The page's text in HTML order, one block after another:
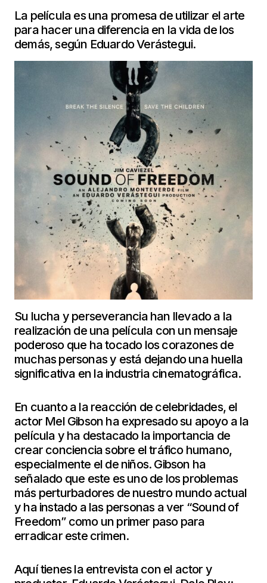
La película es una promesa de utilizar el arte
para hacer una diferencia en la vida de los
demás, según Eduardo Verástegui.
Su lucha y perseverancia han llevado a la
realización de una película con un mensaje
poderoso que ha tocado los corazones de
muchas personas y está dejando una huella
significativa en la industria cinematográfica.
En cuanto a la reacción de celebridades, el
actor Mel Gibson ha expresado su apoyo a la
película y ha destacado la importancia de
crear conciencia sobre el tráfico humano,
especialmente el de niños. Gibson ha
señalado que este es uno de los problemas
más perturbadores de nuestro mundo actual
y ha instado a las personas a ver “Sound of
Freedom” como un primer paso para
erradicar este crimen.
Aquí tienes la entrevista con el actor y